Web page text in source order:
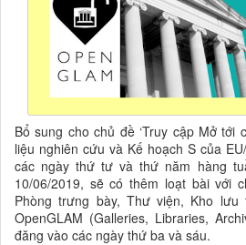
Bổ sung cho chủ đề ‘Truy cập Mở tới
liệu nghiên cứu và Kế hoạch S của
các ngày thứ tư và thứ năm hàng
10/06/2019, sẽ có thêm loạt bài với
Phòng trưng bày, Thư viện, Kho
OpenGLAM (Galleries, Libraries,
đăng vào các ngày thứ ba và sáu.